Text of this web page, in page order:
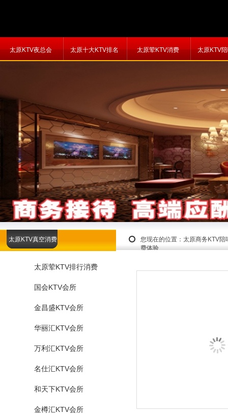
太原KTV夜总会 太原十大KTV排名 太原荤KTV消费 太原KTV
您现在的位置： 太原商务KTV陪
费体验
太原KTV真空消费
太原荤KTV排行消费
国会KTV会所
金昌盛KTV会所
华丽汇KTV会所
万利汇KTV会所
名仕汇KTV会所
和天下KTV会所
金樽汇KTV会所